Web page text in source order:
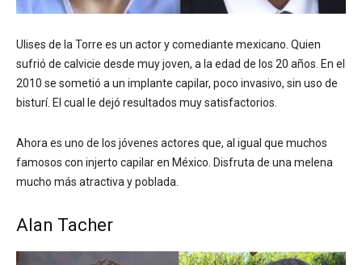
Ulises de la Torre es un actor y comediante mexicano. Quien
sufrió de calvicie desde muy joven, a la edad de los 20 años. En el
2010 se sometió a un implante capilar, poco invasivo, sin uso de
bisturí. El cual le dejó resultados muy satisfactorios.
Ahora es uno de los jóvenes actores que, al igual que muchos
famosos con injerto capilar en México. Disfruta de una melena
mucho más atractiva y poblada.
Alan Tacher